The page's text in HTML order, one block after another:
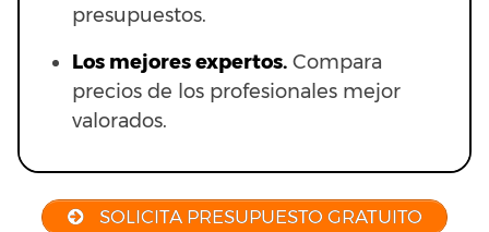
presupuestos.
Los mejores expertos. Compara
precios de los profesionales mejor
valorados.
SOLICITA PRESUPUESTO GRATUITO